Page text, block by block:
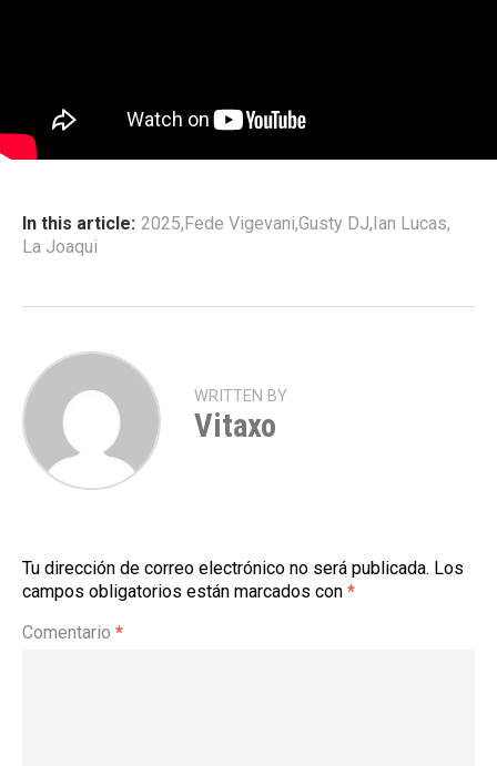
In this article: 2025,Fede Vigevani,Gusty DJ,Ian Lucas,
La Joaqui
WRITTEN BY
Vitaxo
Tu dirección de correo electrónico no será publicada. Los
campos obligatorios están marcados con *
Comentario *